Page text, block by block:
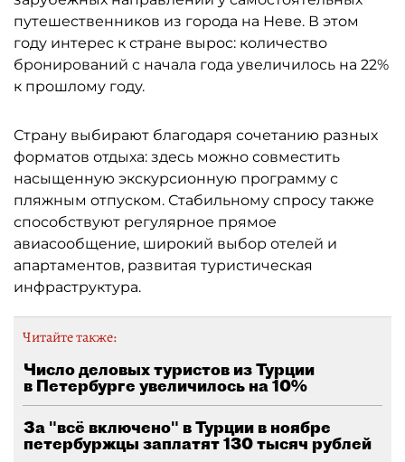
путешественников из города на Неве. В этом
году интерес к стране вырос: количество
бронирований с начала года увеличилось на 22%
к прошлому году.
Страну выбирают благодаря сочетанию разных
форматов отдыха: здесь можно совместить
насыщенную экскурсионную программу с
пляжным отпуском. Стабильному спросу также
способствуют регулярное прямое
авиасообщение, широкий выбор отелей и
апартаментов, развитая туристическая
инфраструктура.
Читайте также:
Число деловых туристов из Турции
в Петербурге увеличилось на 10%
За "всё включено" в Турции в ноябре
петербуржцы заплатят 130 тысяч рублей